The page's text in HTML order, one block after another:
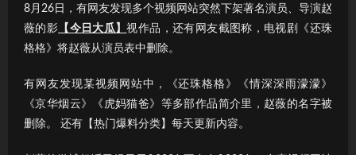
8月26日，有网友发现多个视频网站突然下架著名演员、导演赵
薇的影 【今日大瓜】视作品，还有网友截图称，电视剧《还珠
格格》将赵薇从演员表中删除。
有网友发现某视频网站中，《还珠格格》《情深深雨濛濛》
《京华烟云》《虎妈猫爸》等多部作品简介里，赵薇的名字被
删除。 还有【热门爆料分类】每天更新内容。